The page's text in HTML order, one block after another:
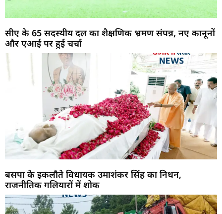
सीए के 65 सदस्यीय दल का शैक्षणिक भ्रमण संपन्न, नए कानूनों
और एआई पर हुई चर्चा
बसपा के इकलौते विधायक उमाशंकर सिंह का निधन,
राजनीतिक गलियारों में शोक